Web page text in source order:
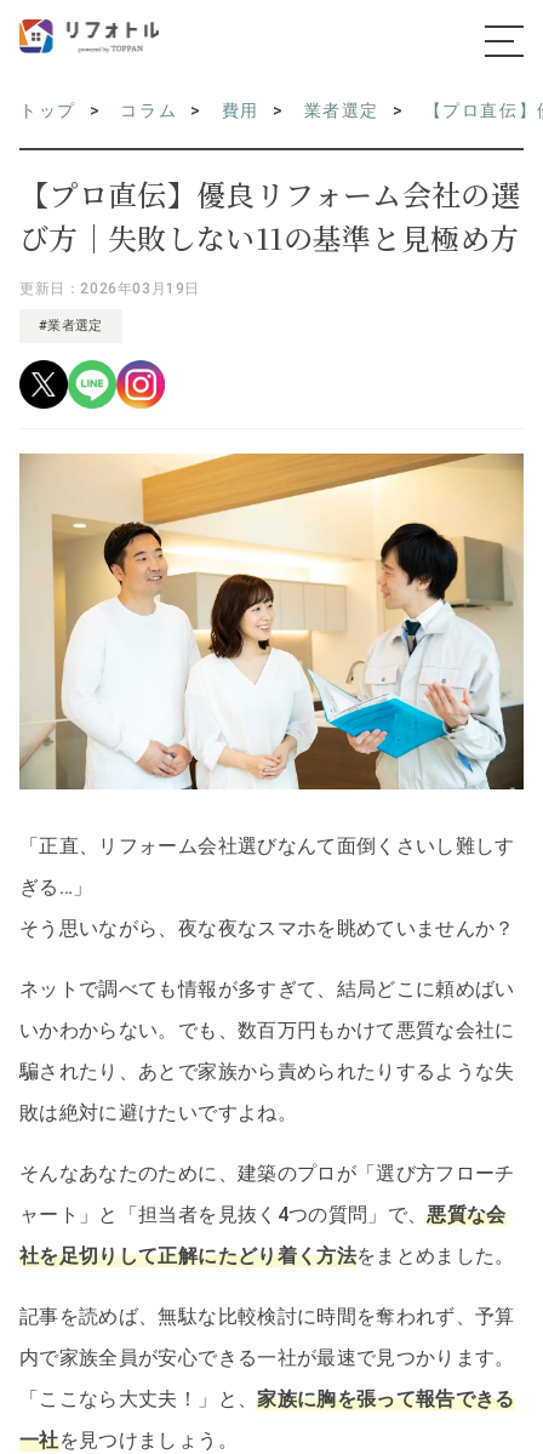
トップ コラム 費用 業者選定 【プロ直伝
【プロ直伝】優良リフォーム会社の選
び方｜失敗しない11の基準と見極め方
更新日：2026年03月19日
#業者選定
「正直、リフォーム会社選びなんて面倒くさいし難しす
ぎる…」
そう思いながら、夜な夜なスマホを眺めていませんか？
ネットで調べても情報が多すぎて、結局どこに頼めばい
いかわからない。でも、数百万円もかけて悪質な会社に
騙されたり、あとで家族から責められたりするような失
敗は絶対に避けたいですよね。
そんなあなたのために、建築のプロが「選び方フローチ
ャート」と「担当者を見抜く4つの質問」で、悪質な会
社を足切りして正解にたどり着く方法をまとめました。
記事を読めば、無駄な比較検討に時間を奪われず、予算
内で家族全員が安心できる一社が最速で見つかります。
「ここなら大丈夫！」と、家族に胸を張って報告できる
一社を見つけましょう。